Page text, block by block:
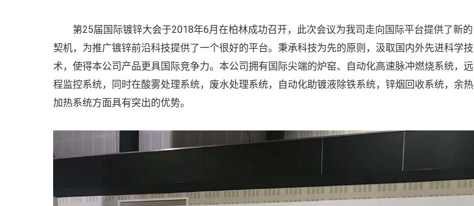
第25届国际镀锌大会于2018年6月在柏林成功召开，此次会议为我司走向国际平台提供了新的
契机，为推广镀锌前沿科技提供了一个很好的平台。秉承科技为先的原则，汲取国内外先进科学技
术，使得本公司产品更具国际竞争力。本公司拥有国际尖端的炉窑、自动化高速脉冲燃烧系统，远
程监控系统，同时在酸雾处理系统，废水处理系统，自动化助镀液除铁系统，锌烟回收系统，余热
加热系统方面具有突出的优势。